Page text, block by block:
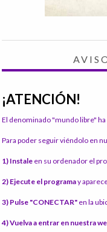
¡ATENCIÓN!
El denominado "mundo libre" ha
Para poder seguir viéndolo en
1) Instale en su ordenador el
2) Ejecute el programay
3) Pulse "CONECTAR" en la
4) Vuelva a entrar en nuestra